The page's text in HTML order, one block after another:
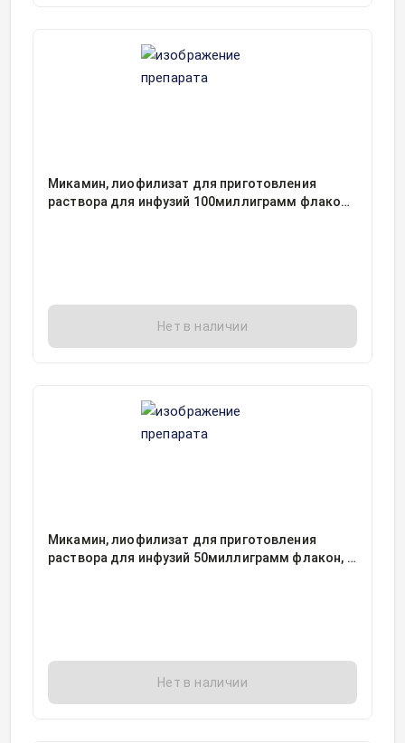
Микамин, лиофилизат для приготовления
раствора для инфузий 100миллиграмм флакон,
Нет в наличии
Микамин, лиофилизат для приготовления
раствора для инфузий 50миллиграмм флакон, 1,
Нет в наличии